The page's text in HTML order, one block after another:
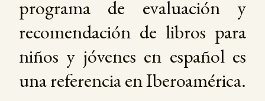
programa de evaluación y
recomendación de libros para
niños y jóvenes en español es
una referencia en Iberoamérica.